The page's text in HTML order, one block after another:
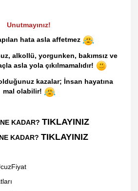
Unutmayınız!
hata asla affetmez
alkollü, yorgunken, bakımsız ve
asla yola çıkılmamalıdır!
kazalar; İnsan hayatına
mal olabilir!
KADAR? TIKLAYINIZ
KADAR? TIKLAYINIZ